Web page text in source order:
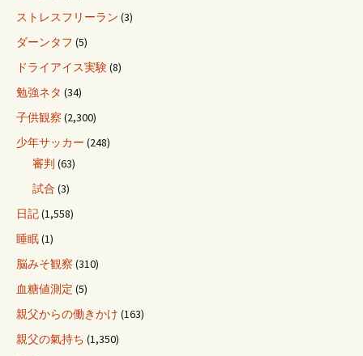
ストレスフリーラン (3)
ダーンタフ (5)
ドライアイス実験(8)
勉強ネタ (34)
子供観察 (2,300)
少年サッカー (248)
審判 (63)
試合 (3)
日記(1,558)
睡眠(1)
脳みそ観察 (310)
血糖値測定 (5)
親父からの働きかけ (163)
親父の氣持ち (1,350)